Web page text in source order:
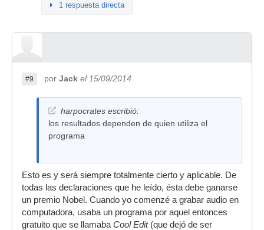
1 respuesta directa
#9 por Jack el 15/09/2014
harpocrates escribió:
los resultados dependen de quien utiliza el
programa
Esto es y será siempre totalmente cierto y aplicable. De
todas las declaraciones que he leído, ésta debe ganarse
un premio Nobel. Cuando yo comenzé a grabar audio en
computadora, usaba un programa por aquel entonces
gratuito que se llamaba Cool Edit(que dejó de ser